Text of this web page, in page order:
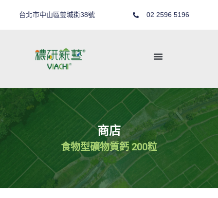
台北市中山區雙城街38號 02 2596 5196
商店
食物型礦物質鈣 200粒